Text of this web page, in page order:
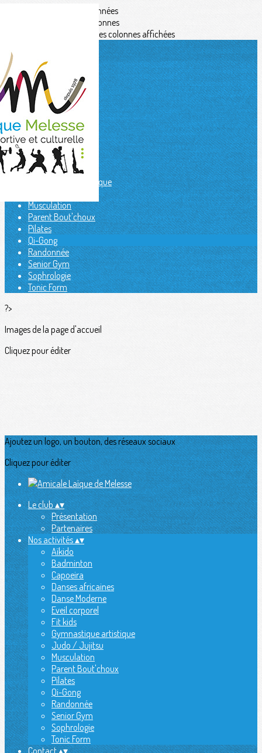
Exporter les lignes sélectionnées
Exporter toutes les colonnes
Exporter uniquement les colonnes affichées
Menu
<
>
Aïkido
Badminton
Capoeira
Danses africaines
Danse Moderne
Eveil corporel
Fit kids
Gymnastique artistique
Musculation
Parent Bout'choux
Pilates
Qi-Gong
Randonnée
Senior Gym
Sophrologie
Tonic Form
?>
Images de la page d'accueil
Cliquez pour éditer
Ajoutez un logo, un bouton, des réseaux sociaux
Cliquez pour éditer
Le club▴▾
Présentation
Partenaires
Nos activités▴▾
Aïkido
Badminton
Capoeira
Danses africaines
Danse Moderne
Eveil corporel
Fit kids
Gymnastique artistique
Judo / Jujitsu
Musculation
Parent Bout'choux
Pilates
Qi-Gong
Randonnée
Senior Gym
Sophrologie
Tonic Form
Contact▴▾